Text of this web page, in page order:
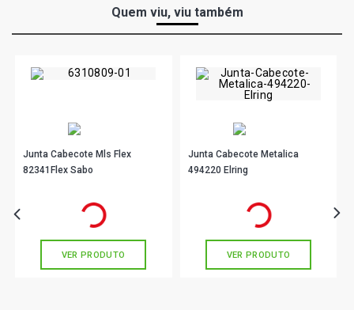
Quem viu, viu também
Junta Cabecote Mls Flex
82341Flex Sabo
em até 7x de
VER PRODUTO
Junta Cabecote Metalica
494220 Elring
em até 7x de
VER PRODUTO